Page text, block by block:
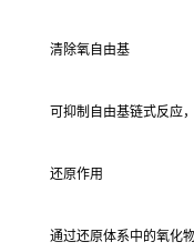
清除氧自由基
可抑制自由基链式反应
还原作用
通过还原体系中的氧化